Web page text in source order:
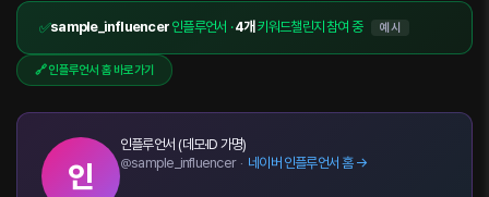
✅sample_influencer인플루언서 ·4개 키워드챌린지 참여 중 예시
🔗 인플루언서 홈 바로가기
인
인플루언서 (데모·ID 가명)
@sample_influencer· 네이버 인플루언서 홈 →